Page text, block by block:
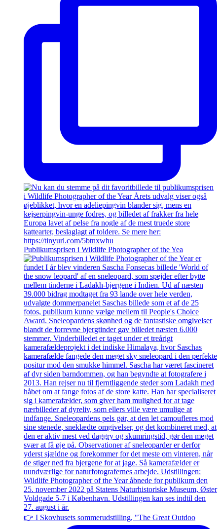
Publikumsprisen i Wildlife Photographer of the Yea
👉 I Skovhusets sommerudstilling, "The Great Outdoo